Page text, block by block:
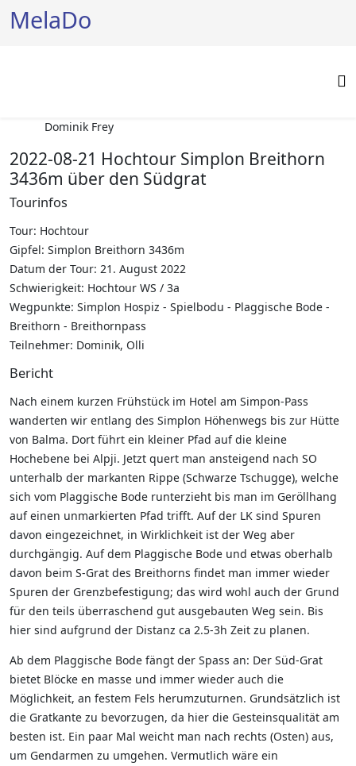
MelaDo
Dominik Frey
2022-08-21 Hochtour Simplon Breithorn
3436m über den Südgrat
Tourinfos
Tour: Hochtour
Gipfel: Simplon Breithorn 3436m
Datum der Tour: 21. August 2022
Schwierigkeit: Hochtour WS / 3a
Wegpunkte: Simplon Hospiz - Spielbodu - Plaggische Bode -
Breithorn - Breithornpass
Teilnehmer: Dominik, Olli
Bericht
Nach einem kurzen Frühstück im Hotel am Simpon-Pass
wanderten wir entlang des Simplon Höhenwegs bis zur Hütte
von Balma. Dort führt ein kleiner Pfad auf die kleine
Hochebene bei Alpji. Jetzt quert man ansteigend nach SO
unterhalb der markanten Rippe (Schwarze Tschugge), welche
sich vom Plaggische Bode runterzieht bis man im Geröllhang
auf einen unmarkierten Pfad trifft. Auf der LK sind Spuren
davon eingezeichnet, in Wirklichkeit ist der Weg aber
durchgängig. Auf dem Plaggische Bode und etwas oberhalb
davon beim S-Grat des Breithorns findet man immer wieder
Spuren der Grenzbefestigung; das wird wohl auch der Grund
für den teils überraschend gut ausgebauten Weg sein. Bis
hier sind aufgrund der Distanz ca 2.5-3h Zeit zu planen.
Ab dem Plaggische Bode fängt der Spass an: Der Süd-Grat
bietet Blöcke en masse und immer wieder auch die
Möglichkeit, an festem Fels herumzuturnen. Grundsätzlich ist
die Gratkante zu bevorzugen, da hier die Gesteinsqualität am
besten ist. Ein paar Mal weicht man nach rechts (Osten) aus,
um Gendarmen zu umgehen. Vermutlich wäre ein